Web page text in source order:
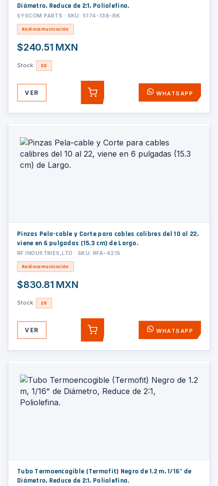
Diámetro, Reduce de 2:1, Poliolefina.
SYSCOM PARTS · SKU: 5174-138-BK
Radiocomunicación
$240.51 MXN
Stock: 20
VER AGREGAR WHATSAPP
Pinzas Pela-cable y Corte para cables calibres del 10 al 22,
viene en 6 pulgadas (15.3 cm) de Largo.
RF INDUSTRIES,LTD · SKU: RFA-4215
Radiocomunicación
$830.81 MXN
Stock: 29
VER AGREGAR WHATSAPP
Tubo Termoencogible (Termofit) Negro de 1.2 m, 1/16" de
Diámetro, Reduce de 2:1, Poliolefina.